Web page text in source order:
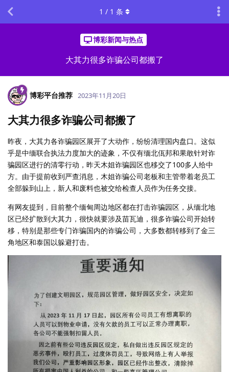
博彩新闻与热点
大其力很多诈骗公司都搬了
1 / 1 条
博彩平台推荐 2023年11月20日
大其力很多诈骗公司都搬了
昨夜，大其力各诈骗园区展开了大动作，纷纷清理国内盘口。这似
乎是中缅联合执法力度加大的迹象，不仅有缅北佤邦和果敢针对诈
骗园区进行的清零行动，昨天木姐诈骗园区也移交了100多人给中
方。由于提前收到严查消息，木姐诈骗公司老板和主管带着老员工
全部躲到山上，新人和废料也被交给检查人员作为任务交接。
有网友提到，目前整个缅甸周边地区都在打击诈骗园区，从缅北地
区已经扩散到大其力，很快就要涉及苗瓦迪，很多诈骗公司开始转
移，特别是那些专门诈骗国内的诈骗公司，大多数都转移到了金三
角地区和泰国以躲避打击。